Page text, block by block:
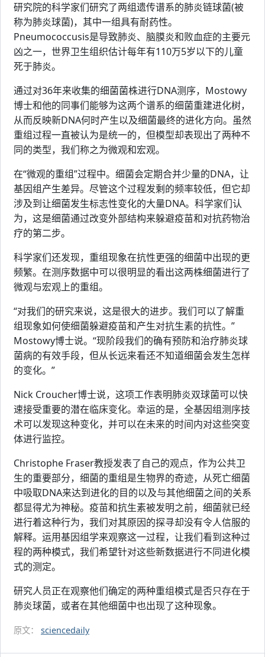
研究院的科学家们研究了两组遗传谱系的肺炎链球菌(被
称为肺炎球菌)，其中一组具有耐药性。
Pneumococcusis是导致肺炎、脑膜炎和败血症的主要元
凶之一，世界卫生组织估计每年有110万5岁以下的儿童
死于肺炎。
通过对36年来收集的细菌菌株进行DNA测序，Mostowy
博士和他的同事们能够为这两个谱系的细菌重建进化树，
从而反映新DNA何时产生以及细菌最终的进化方向。虽然
重组过程一直被认为是统一的，但模型却表现出了两种不
同的类型，我们称之为微观和宏观。
在“微观的重组”过程中。细菌会定期合并少量的DNA，让
基因组产生差异。尽管这个过程发剩的频率较低，但它却
涉及到让细菌发生标志性变化的大量DNA。科学家们认
为，这是细菌通过改变外部结构来躲避疫苗和对抗药物治
疗的第二步。
科学家们还发现，重组现象在抗性更强的细菌中出现的更
频繁。在测序数据中可以很明显的看出这两株细菌进行了
微观与宏观上的重组。
“对我们的研究来说，这是很大的进步。我们可以了解重
组现象如何使细菌躲避疫苗和产生对抗生素的抗性。”
Mostowy博士说。“现阶段我们的确有预防和治疗肺炎球
菌病的有效手段，但从长远来看还不知道细菌会发生怎样
的变化。”
Nick Croucher博士说，这项工作表明肺炎双球菌可以快
速接受重要的潜在临床变化。幸运的是，全基因组测序技
术可以发现这种变化，并可以在未来的时间内对这些突变
体进行监控。
Christophe Fraser教授发表了自己的观点，作为公共卫
生的重要部分，细菌的重组是生物界的奇迹，从死亡细菌
中吸取DNA来达到进化的目的以及与其他细菌之间的关系
都显得尤为神秘。疫苗和抗生素被发明之前，细菌就已经
进行着这种行为，我们对其原因的探寻却没有令人信服的
解释。运用基因组学来观察这一过程，让我们看到这种过
程的两种模式，我们希望针对这些新数据进行不同进化模
式的测定。
研究人员正在观察他们确定的两种重组模式是否只存在于
肺炎球菌，或者在其他细菌中也出现了这种现象。
原文： sciencedaily